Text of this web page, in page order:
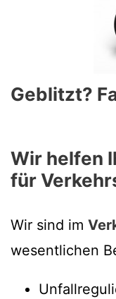
Geblitzt?
Wir helfen
für
Wir sind im
wesentlichen